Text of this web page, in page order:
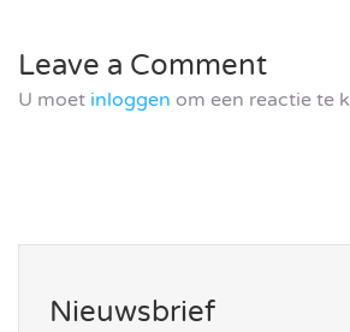
Leave a Comment
U moet inloggen om een reactie te
Nieuwsbrief